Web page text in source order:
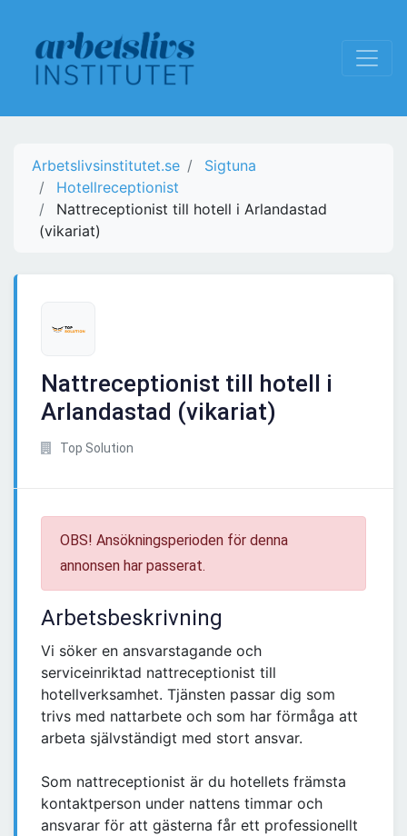
Arbetslivsinstitutet.se
Sigtuna
Hotellreceptionist
Nattreceptionist till hotell i Arlandastad
(vikariat)
Nattreceptionist till hotell i
Arlandastad (vikariat)
Top Solution
OBS! Ansökningsperioden för denna
annonsen har passerat.
Arbetsbeskrivning
Vi söker en ansvarstagande och
serviceinriktad nattreceptionist till
hotellverksamhet. Tjänsten passar dig som
trivs med nattarbete och som har förmåga att
arbeta självständigt med stort ansvar.
Som nattreceptionist är du hotellets främsta
kontaktperson under nattens timmar och
ansvarar för att gästerna får ett professionellt